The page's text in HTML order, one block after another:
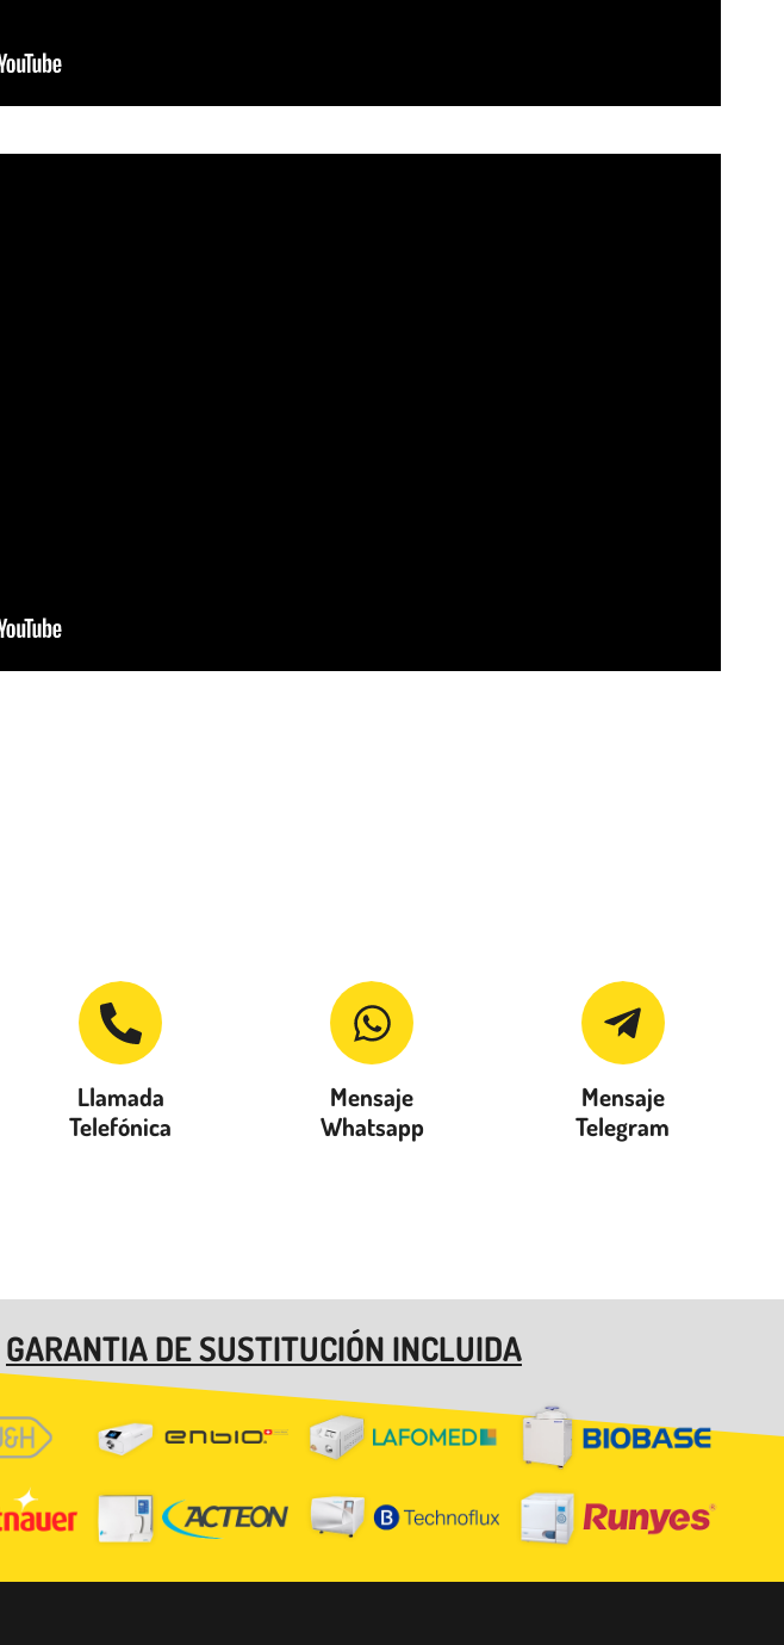
Llamada
Telefónica
Mensaje
Whatsapp
Mensaje
Telegram
GARANTIA DE SUSTITUCIÓN INCLUIDA